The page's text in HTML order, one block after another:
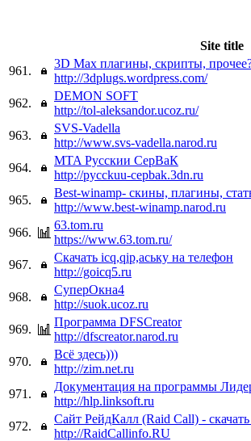
Site title
961.
3D Max плагины, скрипты,
http://3dplugs.wordpress.com/
962.
DEMON SOFT
http://tol-aleksandor.ucoz.ru/
963.
SVS-Vadella
http://www.svs-vadella.narod.ru
964.
MTA Русскии СерВаК
http://pycckuu-cepbak.3dn.ru
965.
Best-winamp- скины, плагины,
http://www.best-winamp.narod.ru
966.
63.tom.ru
https://www.63.tom.ru/
967.
Скачать icq,qip,аську на телефон
http://goicq5.ru
968.
СуперОкна4
http://suok.ucoz.ru
969.
Программа DFSCreator
http://dfscreator.narod.ru
970.
Всё здесь)))
http://zim.net.ru
971.
Документация на программы
http://hlp.linksoft.ru
972.
Сайт РейдКалл (Raid Call) -
http://RaidCallinfo.RU